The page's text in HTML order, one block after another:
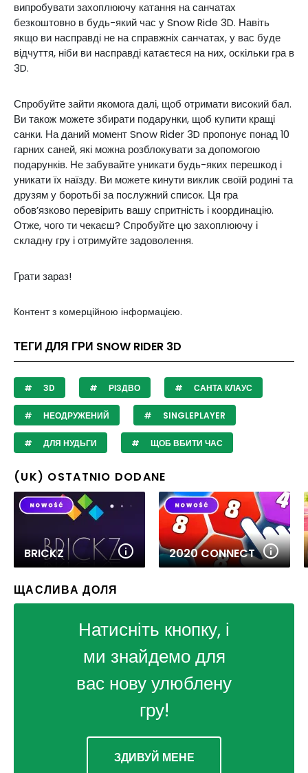
випробувати захоплюючу катання на санчатах
безкоштовно в будь-який час у Snow Ride 3D. Навіть
якщо ви насправді не на справжніх санчатах, у вас буде
відчуття, ніби ви насправді катаєтеся на них, оскільки гра в
3D.
Спробуйте зайти якомога далі, щоб отримати високий бал.
Ви також можете збирати подарунки, щоб купити кращі
санки. На даний момент Snow Rider 3D пропонує понад 10
гарних саней, які можна розблокувати за допомогою
подарунків. Не забувайте уникати будь-яких перешкод і
уникати їх наїзду. Ви можете кинути виклик своїй родині та
друзям у боротьбі за послужний список. Ця гра
обов’язково перевірить вашу спритність і координацію.
Отже, чого ти чекаєш? Спробуйте цю захоплюючу і
складну гру і отримуйте задоволення.
Грати зараз!
Контент з комерційною інформацією.
ТЕГИ ДЛЯ ГРИ SNOW RIDER 3D
3D РІЗДВО САНТА КЛАУС
НЕОДРУЖЕНИЙ SINGLEPLAYER
ДЛЯ НУДЬГИ ЩОБ ВБИТИ ЧАС
(UK) OSTATNIO DODANE
BRICKZ 2020 CONNECT
ЩАСЛИВА ДОЛЯ
Натисніть кнопку, і
ми знайдемо для
вас нову улюблену
гру!
ЗДИВУЙ МЕНЕ